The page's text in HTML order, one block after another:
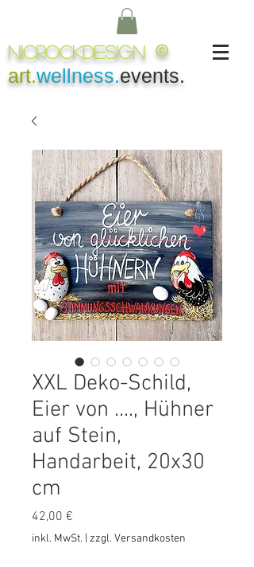
NICROCKDesign ©
art.wellness.events.
XXL Deko-Schild,
Eier von ...., Hühner
auf Stein,
Handarbeit, 20x30
cm
42,00 €
inkl. MwSt. | zzgl. Versandkosten